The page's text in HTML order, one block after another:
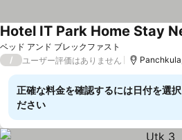
ベッド アンド ブレックファスト
料金を表示
/ ユーザー評価はありません
正確な料金を確認するには日付を選択
ださい